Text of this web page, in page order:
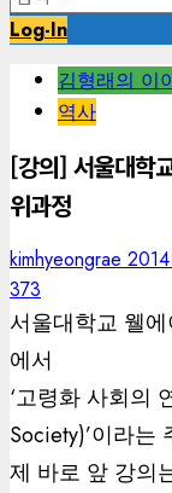
색:
Log-In
김형래의 이
역사
[강의] 서울대학
위과정
kimhyeongrae
373
서울대학교 웰
에서
‘고령화 사회의
Society)’이라는
제 바로 앞 강의